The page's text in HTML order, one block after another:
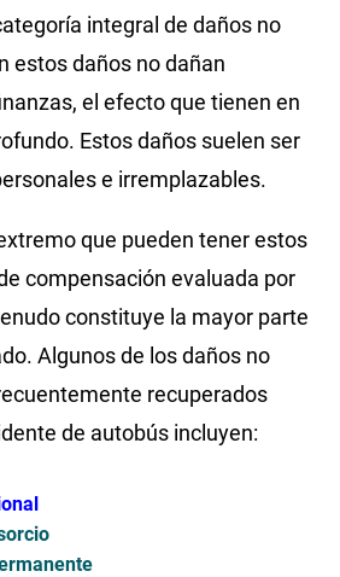
integral de daños no
estos daños no dañan
el efecto que tienen en
Estos daños suelen ser
e irremplazables.
que pueden tener estos
compensación evaluada por
constituye la mayor parte
Algunos de los daños no
recuperados
de autobús incluyen: